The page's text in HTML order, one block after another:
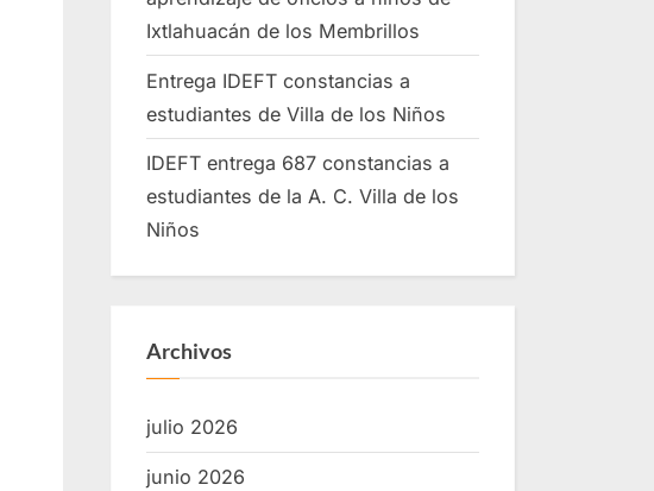
Ixtlahuacán de los Membrillos
Entrega IDEFT constancias a
estudiantes de Villa de los Niños
IDEFT entrega 687 constancias a
estudiantes de la A. C. Villa de los
Niños
Archivos
julio 2026
junio 2026